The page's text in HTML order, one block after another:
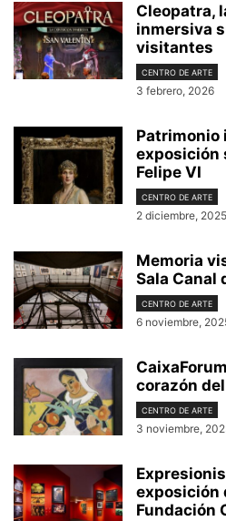
Cleopatra,
inmersiva
visitantes
CENTRO DE ARTE
3 febrero, 2026
Patrimonio
exposición
Felipe VI
CENTRO DE ARTE
2 diciembre, 2025
Memoria
Sala Canal
CENTRO DE ARTE
6 noviembre,
corazón
CENTRO DE ARTE
3 noviembre,
exposición
Fundación